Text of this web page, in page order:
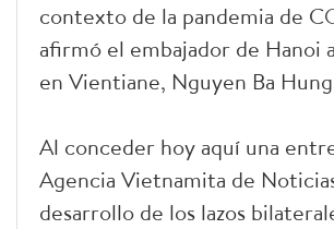
contexto de la pandemia de
afirmó el embajador de Hanoi
en Vientiane, Nguyen Ba
Al conceder hoy aquí una
Agencia Vietnamita de
desarrollo de los lazos